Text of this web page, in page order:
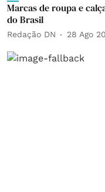
Marcas de roupa e
do Brasil
Redação DN 28 Ago